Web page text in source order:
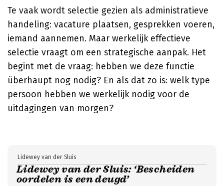
Te vaak wordt selectie gezien als administratieve
handeling: vacature plaatsen, gesprekken voeren,
iemand aannemen. Maar werkelijk effectieve
selectie vraagt om een strategische aanpak. Het
begint met de vraag: hebben we deze functie
überhaupt nog nodig? En als dat zo is: welk type
persoon hebben we werkelijk nodig voor de
uitdagingen van morgen?
Lidewey van der Sluis: ‘Bescheiden
oordelen is een deugd’
Lidewey van der Sluis